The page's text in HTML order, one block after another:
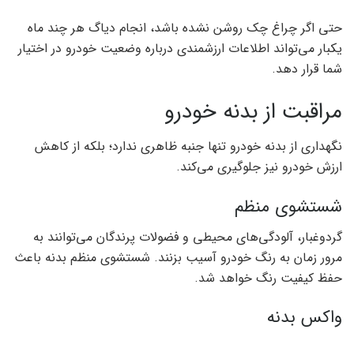
حتی اگر چراغ چک روشن نشده باشد، انجام دیاگ هر چند ماه
یکبار می‌تواند اطلاعات ارزشمندی درباره وضعیت خودرو در اختیار
شما قرار دهد.
مراقبت از بدنه خودرو
نگهداری از بدنه خودرو تنها جنبه ظاهری ندارد؛ بلکه از کاهش
ارزش خودرو نیز جلوگیری می‌کند.
شستشوی منظم
گردوغبار، آلودگی‌های محیطی و فضولات پرندگان می‌توانند به
مرور زمان به رنگ خودرو آسیب بزنند. شستشوی منظم بدنه باعث
حفظ کیفیت رنگ خواهد شد.
واکس بدنه